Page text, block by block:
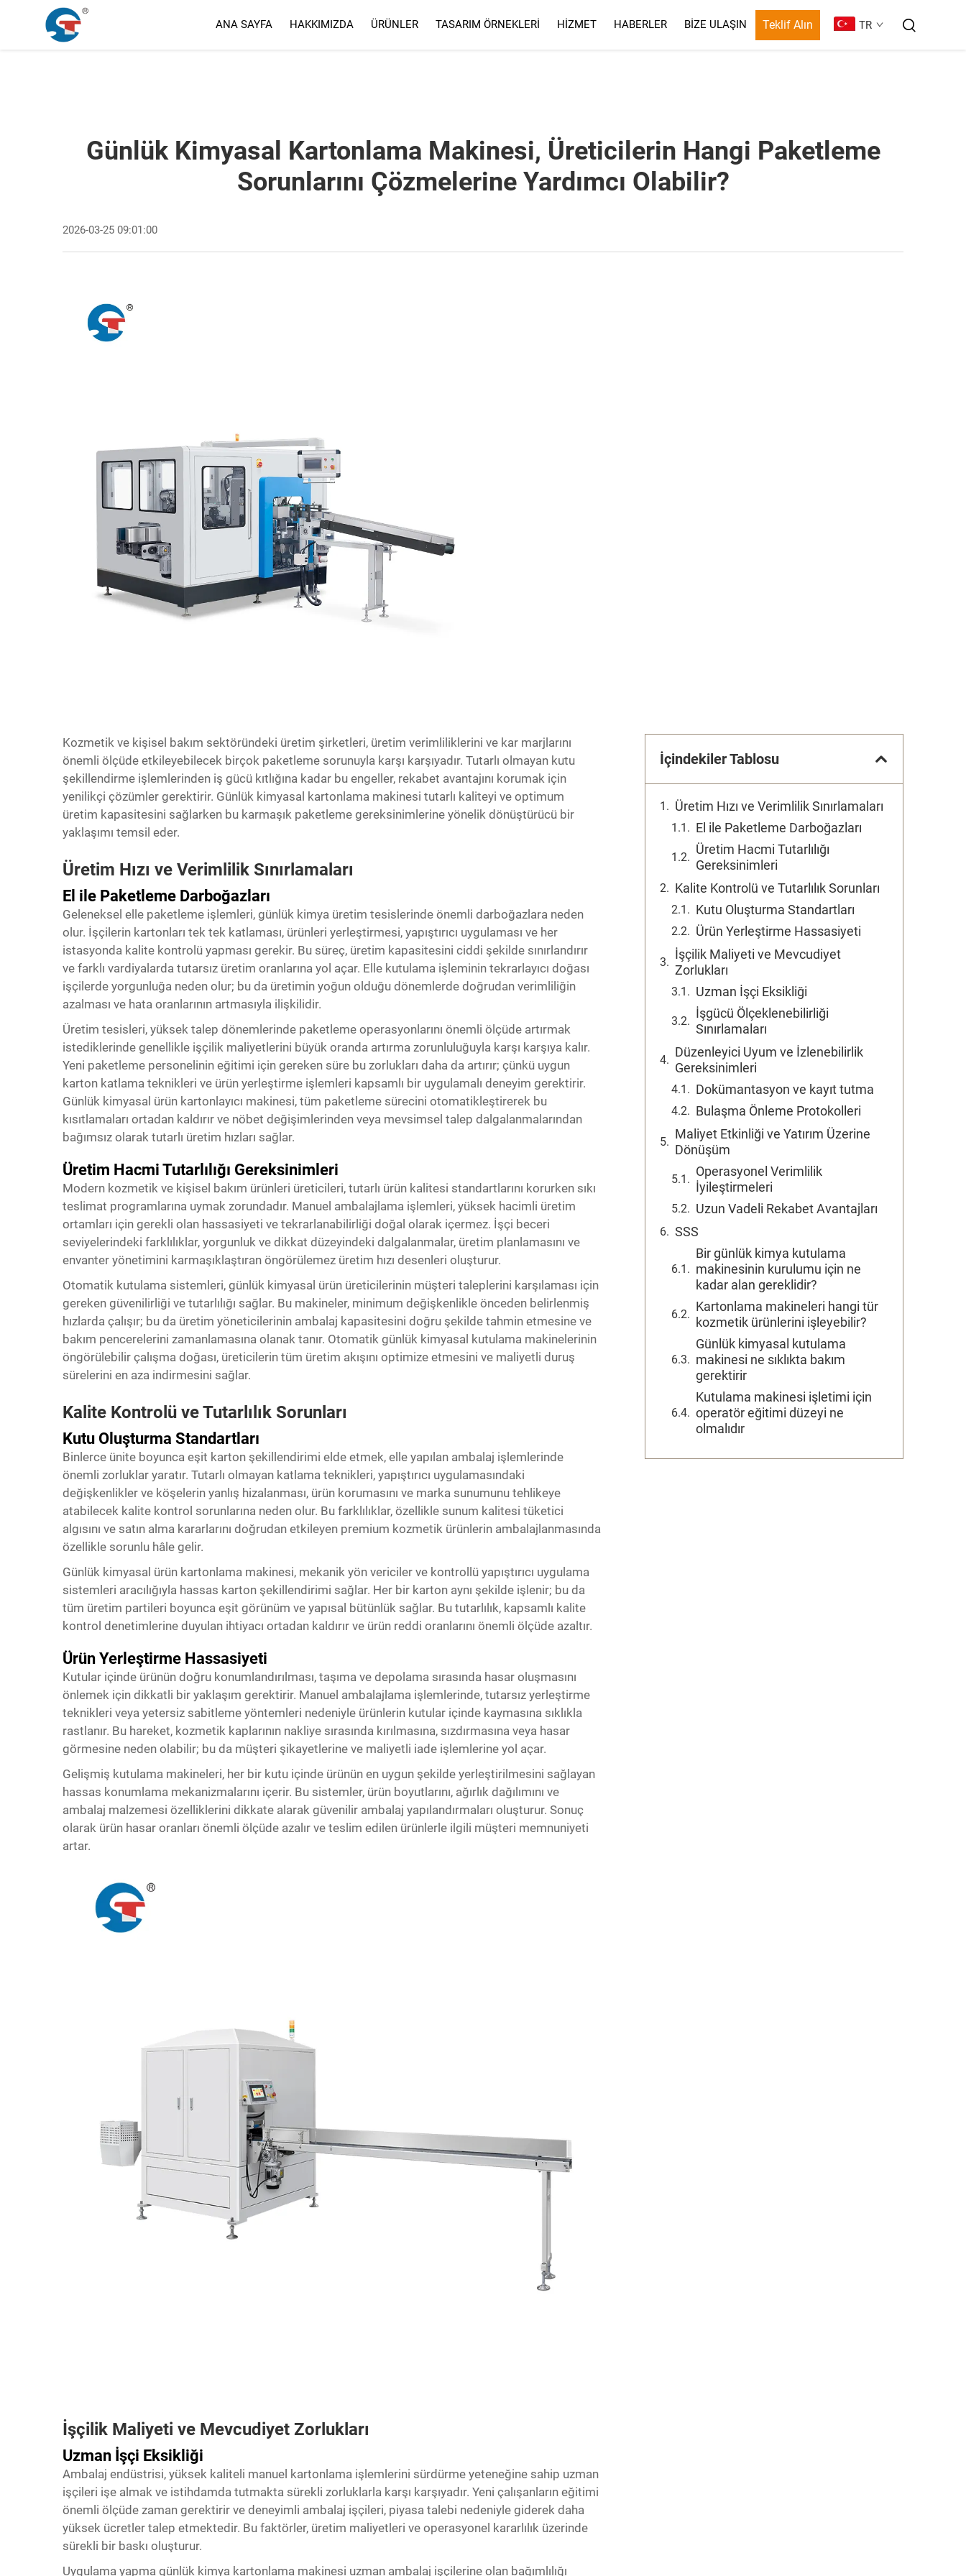
ANA SAYFA HAKKIMIZDA ÜRÜNLER TASARIM ÖRNEKLERI HIZMET HABERLER BIZE ULAŞIN Teklif Alın TR
Günlük Kimyasal Kartonlama Makinesi, Üreticilerin Hangi Paketleme
Sorunlarını Çözmelerine Yardımcı Olabilir?
2026-03-25 09:01:00
Kozmetik ve kişisel bakım sektöründeki üretim şirketleri, üretim verimliliklerini ve kar marjlarını
önemli ölçüde etkileyebilecek birçok paketleme sorunuyla karşı karşıyadır. Tutarlı olmayan kutu
şekillendirme işlemlerinden iş gücü kıtlığına kadar bu engeller, rekabet avantajını korumak için
yenilikçi çözümler gerektirir. Günlük kimyasal kartonlama makinesi tutarlı kaliteyi ve optimum
üretim kapasitesini sağlarken bu karmaşık paketleme gereksinimlerine yönelik dönüştürücü bir
yaklaşımı temsil eder.
Üretim Hızı ve Verimlilik Sınırlamaları
El ile Paketleme Darboğazları
Geleneksel elle paketleme işlemleri, günlük kimya üretim tesislerinde önemli darboğazlara neden
olur. İşçilerin kartonları tek tek katlaması, ürünleri yerleştirmesi, yapıştırıcı uygulaması ve her
istasyonda kalite kontrolü yapması gerekir. Bu süreç, üretim kapasitesini ciddi şekilde sınırlandırır
ve farklı vardiyalarda tutarsız üretim oranlarına yol açar. Elle kutulama işleminin tekrarlayıcı doğası
işçilerde yorgunluğa neden olur; bu da üretimin yoğun olduğu dönemlerde doğrudan verimliliğin
azalması ve hata oranlarının artmasıyla ilişkilidir.
Üretim tesisleri, yüksek talep dönemlerinde paketleme operasyonlarını önemli ölçüde artırmak
istediklerinde genellikle işçilik maliyetlerini büyük oranda artırma zorunluluğuyla karşı karşıya kalır.
Yeni paketleme personelinin eğitimi için gereken süre bu zorlukları daha da artırır; çünkü uygun
karton katlama teknikleri ve ürün yerleştirme işlemleri kapsamlı bir uygulamalı deneyim gerektirir.
Günlük kimyasal ürün kartonlayıcı makinesi, tüm paketleme sürecini otomatikleştirerek bu
kısıtlamaları ortadan kaldırır ve nöbet değişimlerinden veya mevsimsel talep dalgalanmalarından
bağımsız olarak tutarlı üretim hızları sağlar.
Üretim Hacmi Tutarlılığı Gereksinimleri
Modern kozmetik ve kişisel bakım ürünleri üreticileri, tutarlı ürün kalitesi standartlarını korurken sıkı
teslimat programlarına uymak zorundadır. Manuel ambalajlama işlemleri, yüksek hacimli üretim
ortamları için gerekli olan hassasiyeti ve tekrarlanabilirliği doğal olarak içermez. İşçi beceri
seviyelerindeki farklılıklar, yorgunluk ve dikkat düzeyindeki dalgalanmalar, üretim planlamasını ve
envanter yönetimini karmaşıklaştıran öngörülemez üretim hızı desenleri oluşturur.
Otomatik kutulama sistemleri, günlük kimyasal ürün üreticilerinin müşteri taleplerini karşılaması için
gereken güvenilirliği ve tutarlılığı sağlar. Bu makineler, minimum değişkenlikle önceden belirlenmiş
hızlarda çalışır; bu da üretim yöneticilerinin ambalaj kapasitesini doğru şekilde tahmin etmesine ve
bakım pencerelerini zamanlamasına olanak tanır. Otomatik günlük kimyasal kutulama makinelerinin
öngörülebilir çalışma doğası, üreticilerin tüm üretim akışını optimize etmesini ve maliyetli duruş
sürelerini en aza indirmesini sağlar.
Kalite Kontrolü ve Tutarlılık Sorunları
Kutu Oluşturma Standartları
Binlerce ünite boyunca eşit karton şekillendirimi elde etmek, elle yapılan ambalaj işlemlerinde
önemli zorluklar yaratır. Tutarlı olmayan katlama teknikleri, yapıştırıcı uygulamasındaki
değişkenlikler ve köşelerin yanlış hizalanması, ürün korumasını ve marka sunumunu tehlikeye
atabilecek kalite kontrol sorunlarına neden olur. Bu farklılıklar, özellikle sunum kalitesi tüketici
algısını ve satın alma kararlarını doğrudan etkileyen premium kozmetik ürünlerin ambalajlanmasında
özellikle sorunlu hâle gelir.
Günlük kimyasal ürün kartonlama makinesi, mekanik yön vericiler ve kontrollü yapıştırıcı uygulama
sistemleri aracılığıyla hassas karton şekillendirimi sağlar. Her bir karton aynı şekilde işlenir; bu da
tüm üretim partileri boyunca eşit görünüm ve yapısal bütünlük sağlar. Bu tutarlılık, kapsamlı kalite
kontrol denetimlerine duyulan ihtiyacı ortadan kaldırır ve ürün reddi oranlarını önemli ölçüde azaltır.
Ürün Yerleştirme Hassasiyeti
Kutular içinde ürünün doğru konumlandırılması, taşıma ve depolama sırasında hasar oluşmasını
önlemek için dikkatli bir yaklaşım gerektirir. Manuel ambalajlama işlemlerinde, tutarsız yerleştirme
teknikleri veya yetersiz sabitleme yöntemleri nedeniyle ürünlerin kutular içinde kaymasına sıklıkla
rastlanır. Bu hareket, kozmetik kaplarının nakliye sırasında kırılmasına, sızdırmasına veya hasar
görmesine neden olabilir; bu da müşteri şikayetlerine ve maliyetli iade işlemlerine yol açar.
Gelişmiş kutulama makineleri, her bir kutu içinde ürünün en uygun şekilde yerleştirilmesini sağlayan
hassas konumlama mekanizmalarını içerir. Bu sistemler, ürün boyutlarını, ağırlık dağılımını ve
ambalaj malzemesi özelliklerini dikkate alarak güvenilir ambalaj yapılandırmaları oluşturur. Sonuç
olarak ürün hasar oranları önemli ölçüde azalır ve teslim edilen ürünlerle ilgili müşteri memnuniyeti
artar.
İşçilik Maliyeti ve Mevcudiyet Zorlukları
Uzman İşçi Eksikliği
Ambalaj endüstrisi, yüksek kaliteli manuel kartonlama işlemlerini sürdürme yeteneğine sahip uzman
işçileri işe almak ve istihdamda tutmakta sürekli zorluklarla karşı karşıyadır. Yeni çalışanların eğitimi
önemli ölçüde zaman gerektirir ve deneyimli ambalaj işçileri, piyasa talebi nedeniyle giderek daha
yüksek ücretler talep etmektedir. Bu faktörler, üretim maliyetleri ve operasyonel kararlılık üzerinde
sürekli bir baskı oluşturur.
Uygulama yapma günlük kimya kartonlama makinesi uzman ambalaj işçilerine olan bağımlılığı
İçindekiler Tablosu
Üretim Hızı ve Verimlilik Sınırlamaları
El ile Paketleme Darboğazları
Üretim Hacmi Tutarlılığı
Gereksinimleri
Kalite Kontrolü ve Tutarlılık Sorunları
Kutu Oluşturma Standartları
Ürün Yerleştirme Hassasiyeti
İşçilik Maliyeti ve Mevcudiyet
Zorlukları
Uzman İşçi Eksikliği
İşgücü Ölçeklenebilirliği
Sınırlamaları
Düzenleyici Uyum ve İzlenebilirlik
Gereksinimleri
Dokümantasyon ve kayıt tutma
Bulaşma Önleme Protokolleri
Maliyet Etkinliği ve Yatırım Üzerine
Dönüşüm
Operasyonel Verimlilik
İyileştirmeleri
Uzun Vadeli Rekabet Avantajları
SSS
Bir günlük kimya kutulama
makinesinin kurulumu için ne
kadar alan gereklidir?
Kartonlama makineleri hangi tür
kozmetik ürünlerini işleyebilir?
Günlük kimyasal kutulama
makinesi ne sıklıkta bakım
gerektirir
Kutulama makinesi işletimi için
operatör eğitimi düzeyi ne
olmalıdır